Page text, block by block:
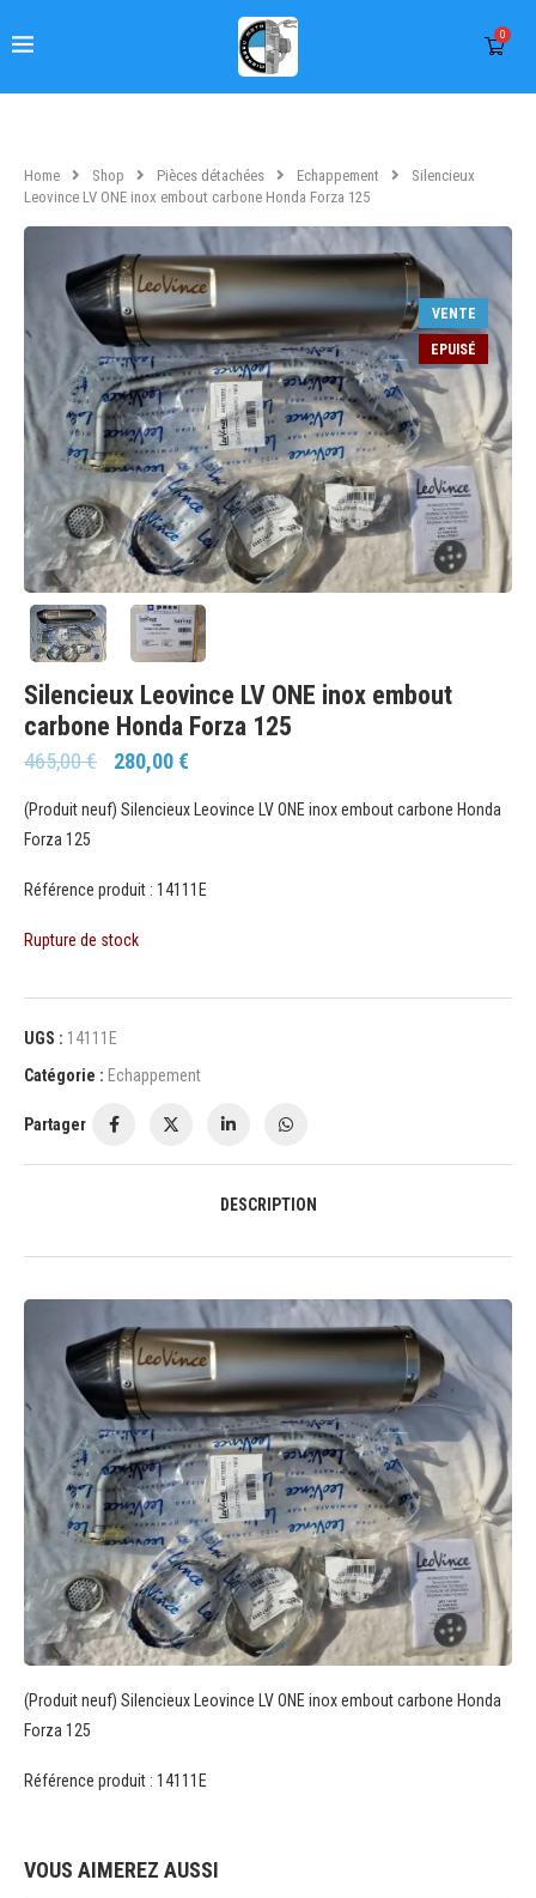
0
Home Shop Pièces détachées Echappement
Silencieux
Leovince LV ONE inox embout carbone Honda Forza 125
VENTE
EPUISÉ
Silencieux Leovince LV ONE inox embout
carbone Honda Forza 125
465,00€ 280,00€
(Produit neuf) Silencieux Leovince LV ONE inox embout carbone Honda
Forza 125
Référence produit : 14111E
Rupture de stock
UGS : 14111E
Catégorie : Echappement
Partager
DESCRIPTION
(Produit neuf) Silencieux Leovince LV ONE inox embout carbone Honda
Forza 125
Référence produit : 14111E
VOUS AIMEREZ AUSSI